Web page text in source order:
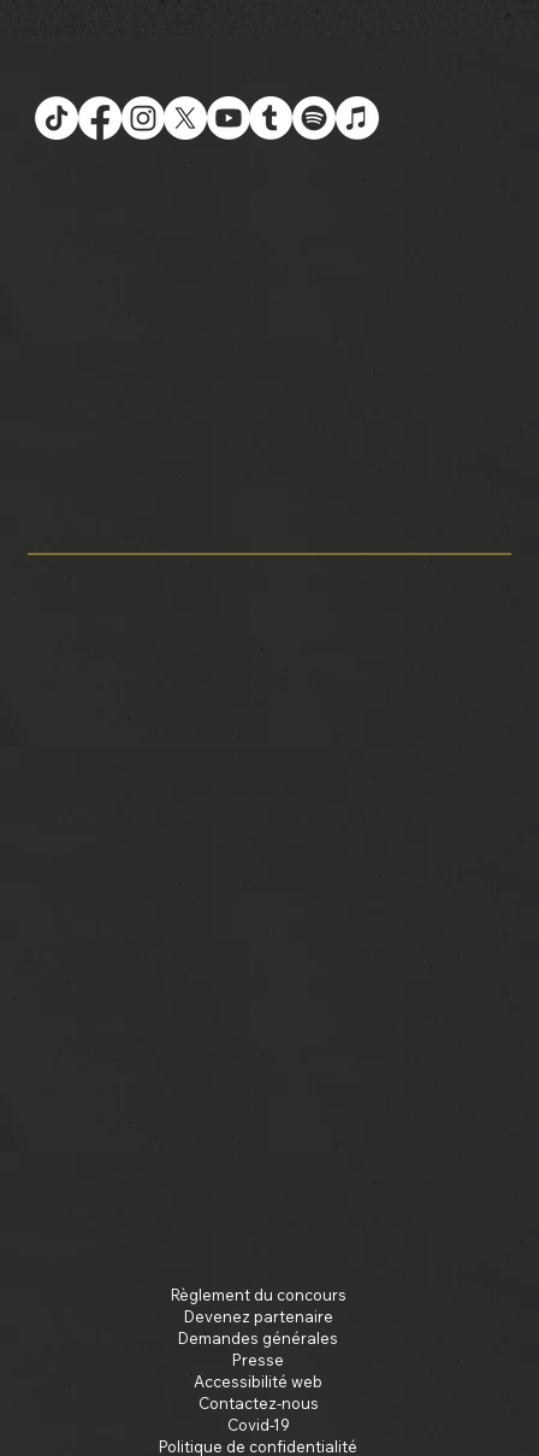
Règlement du concours
Devenez partenaire
Demandes générales
Presse
Accessibilité web
Contactez-nous
Covid-19
Politique de confidentialité